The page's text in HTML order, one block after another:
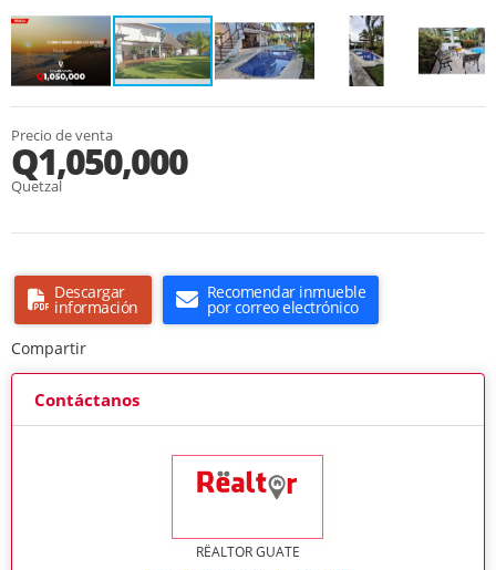
Precio de venta
Q1,050,000
Quetzal
Descargar
información
Recomendar inmueble
por correo electrónico
Compartir
Contáctanos
RËALTOR GUATE